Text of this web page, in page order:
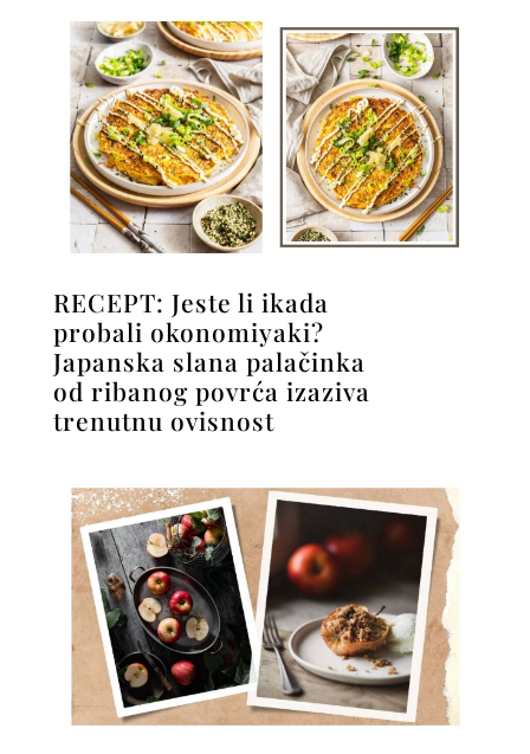
RECEPT: Jeste li ikada
probali okonomiyaki?
Japanska slana palačinka
od ribanog povrća izaziva
trenutnu ovisnost